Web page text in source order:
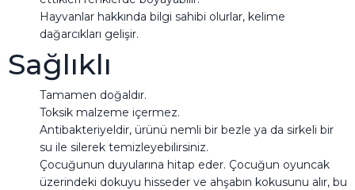
Hayvanlar hakkında bilgi sahibi olurlar, kelime
dağarcıkları gelişir.
Sağlıklı
Tamamen doğaldır.
Toksik malzeme içermez.
Antibakteriyeldir, ürünü nemli bir bezle ya da sirkeli bir
su ile silerek temizleyebilirsiniz.
Çocuğunun duyularına hitap eder. Çocuğun oyuncak
üzerindeki dokuyu hisseder ve ahşabın kokusunu alır, bu